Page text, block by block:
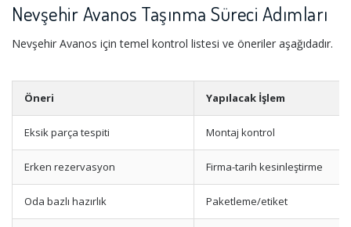
Nevşehir Avanos Taşınma Süreci Adımları
Nevşehir Avanos için temel kontrol listesi ve öneriler aşağıdadır.
Öneri Yapılacak İşlem
Eksik parça tespiti Montaj kontrol
Erken rezervasyon Firma-tarih kesinleştirme
Oda bazlı hazırlık Paketleme/etiket